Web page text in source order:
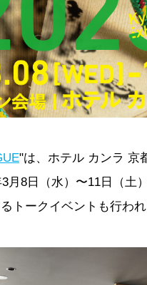
"は、ホテル カンラ 京
月8日（水）〜11日（土
トークイベントも行われ